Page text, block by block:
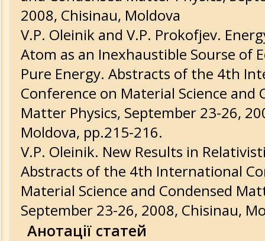
2008, Chisinau, Moldova
V.P. Oleinik and V.P. Prokofjev.
Atom as an Inexhaustible Sourse of
Pure Energy. Abstracts of the 4th
Conference on Material Science and
Matter Physics, September 23-26,
Moldova, pp.215-216.
V.P. Oleinik. New Results in
Abstracts of the 4th International
Material Science and Condensed
September 23-26, 2008, Chisinau,
Анотації статей